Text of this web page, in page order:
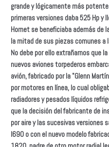
grande y lógicamente más
primeras versiones daba 525 Hp y
Hornet se beneficiaba además de
la mitad de sus piezas comunes a
No debe por ello extrañarnos que
nuevos aviones torpederos
avión, fabricado por la "Glenn
por motores en línea, lo cual
radiadores y pesados líquidos
que la decisión del fabricante de
por aire y las sucesivas versiones
I690 o con el nuevo modelo